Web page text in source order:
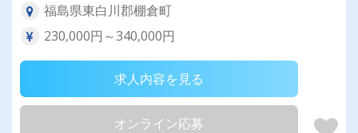
福島県東白川郡棚倉町
230,000円～340,000円
求人内容を見る
オンライン応募